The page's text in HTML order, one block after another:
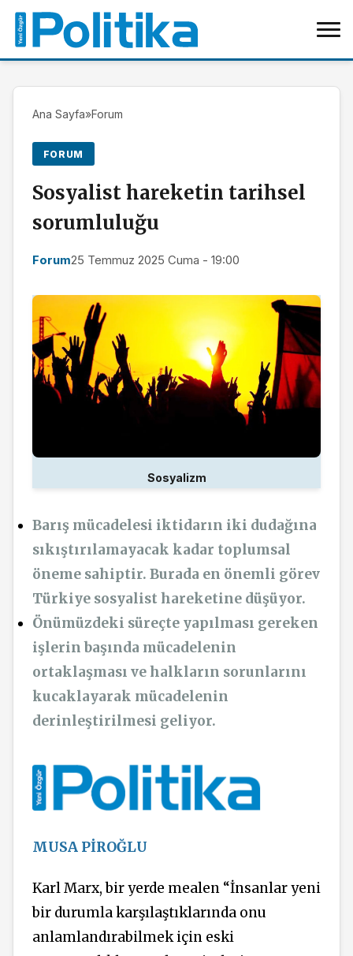
Ana Sayfa»Forum
FORUM
Sosyalist hareketin tarihsel
sorumluluğu
Forum25 Temmuz 2025 Cuma - 19:00
Sosyalizm
Barış mücadelesi iktidarın iki dudağına
sıkıştırılamayacak kadar toplumsal
öneme sahiptir. Burada en önemli görev
Türkiye sosyalist hareketine düşüyor.
Önümüzdeki süreçte yapılması gereken
işlerin başında mücadelenin
ortaklaşması ve halkların sorunlarını
kucaklayarak mücadelenin
derinleştirilmesi geliyor.
MUSA PİROĞLU
Karl Marx, bir yerde mealen “İnsanlar yeni
bir durumla karşılaştıklarında onu
anlamlandırabilmek için eski